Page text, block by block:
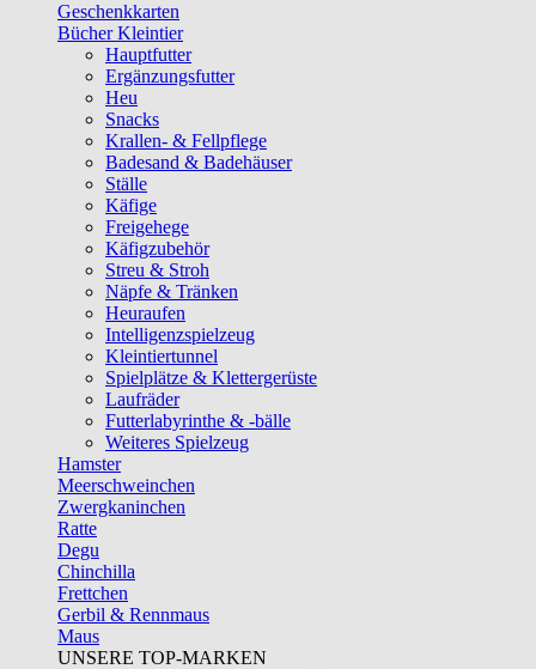
Geschenkkarten
Bücher Kleintier
Hauptfutter
Ergänzungsfutter
Heu
Snacks
Krallen- & Fellpflege
Badesand & Badehäuser
Ställe
Käfige
Freigehege
Käfigzubehör
Streu & Stroh
Näpfe & Tränken
Heuraufen
Intelligenzspielzeug
Kleintiertunnel
Spielplätze & Klettergerüste
Laufräder
Futterlabyrinthe & -bälle
Weiteres Spielzeug
Hamster
Meerschweinchen
Zwergkaninchen
Ratte
Degu
Chinchilla
Frettchen
Gerbil & Rennmaus
Maus
UNSERE TOP-MARKEN